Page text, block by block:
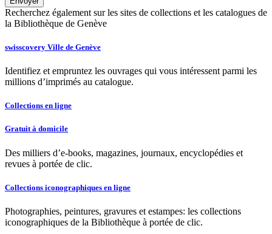
Recherchez également sur les sites de collections et les catalogues de
la Bibliothèque de Genève
swisscovery Ville de Genève
Identifiez et empruntez les ouvrages qui vous intéressent parmi les
millions d’imprimés au catalogue.
Collections en ligne
Gratuit à domicile
Des milliers d’e-books, magazines, journaux, encyclopédies et
revues à portée de clic.
Collections iconographiques en ligne
Photographies, peintures, gravures et estampes: les collections
iconographiques de la Bibliothèque à portée de clic.